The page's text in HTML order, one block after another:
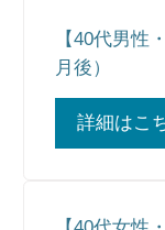
【40代男性
月後）
詳細はこ